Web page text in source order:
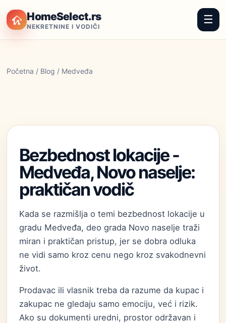
HomeSelect.rs
NEKRETNINE I VODIČI
☰
Početna / Blog / Medveđa
Bezbednost lokacije -
Medveđa, Novo naselje:
praktičan vodič
Kada se razmišlja o temi bezbednost lokacije u
gradu Medveđa, deo grada Novo naselje traži
miran i praktičan pristup, jer se dobra odluka
ne vidi samo kroz cenu nego kroz svakodnevni
život.
Prodavac ili vlasnik treba da razume da kupac i
zakupac ne gledaju samo emociju, već i rizik.
Ako su dokumenti uredni, prostor održavan i